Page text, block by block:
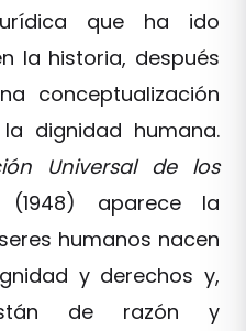
que ha ido
la historia, después
conceptualización
dignidad humana.
Universal de los
aparece la
humanos nacen
y derechos y,
de razón y